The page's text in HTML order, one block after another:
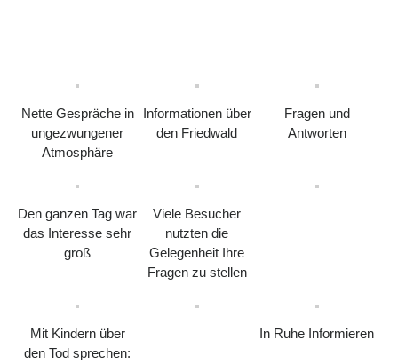
Nette Gespräche in
ungezwungener
Atmosphäre
Informationen über
den Friedwald
Fragen und
Antworten
Den ganzen Tag war
das Interesse sehr
groß
Viele Besucher
nutzten die
Gelegenheit Ihre
Fragen zu stellen
Mit Kindern über
den Tod sprechen:
In Ruhe Informieren